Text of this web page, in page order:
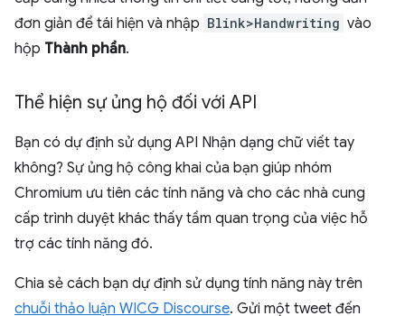
đơn giản để tái hiện và nhập Blink>Handwriting vào
hộp Thành phần.
Thể hiện sự ủng hộ đối với API
Bạn có dự định sử dụng API Nhận dạng chữ viết tay
không? Sự ủng hộ công khai của bạn giúp nhóm
Chromium ưu tiên các tính năng và cho các nhà cung
cấp trình duyệt khác thấy tầm quan trọng của việc hỗ
trợ các tính năng đó.
Chia sẻ cách bạn dự định sử dụng tính năng này trên
chuỗi thảo luận WICG Discourse. Gửi một tweet đến